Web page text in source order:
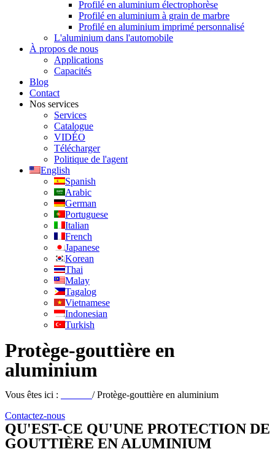
Profilé en aluminium électrophorèse
Profilé en aluminium à grain de marbre
Profilé en aluminium imprimé personnalisé
L'aluminium dans l'automobile
À propos de nous
Applications
Capacités
Blog
Contact
Nos services
Services
Catalogue
VIDÉO
Télécharger
Politique de l'agent
English
Spanish
Arabic
German
Portuguese
Italian
French
Japanese
Korean
Thai
Malay
Tagalog
Vietnamese
Indonesian
Turkish
Protège-gouttière en
aluminium
Vous êtes ici :
/ Protège-gouttière en aluminium
Contactez-nous
QU'EST-CE QU'UNE PROTECTION DE
GOUTTIÈRE EN ALUMINIUM